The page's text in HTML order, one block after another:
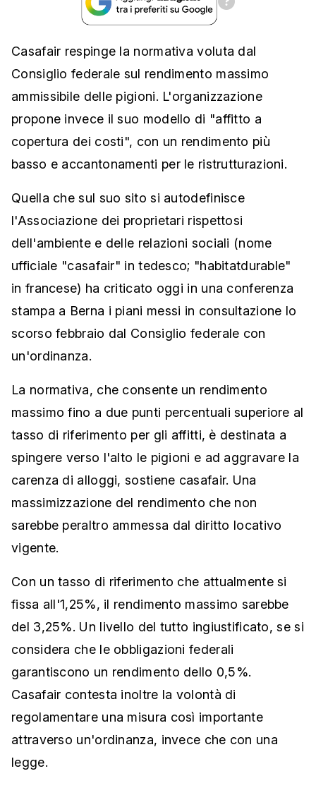
Casafair respinge la normativa voluta dal
Consiglio federale sul rendimento massimo
ammissibile delle pigioni. L'organizzazione
propone invece il suo modello di "affitto a
copertura dei costi", con un rendimento più
basso e accantonamenti per le ristrutturazioni.
Quella che sul suo sito si autodefinisce
l'Associazione dei proprietari rispettosi
dell'ambiente e delle relazioni sociali (nome
ufficiale "casafair" in tedesco; "habitatdurable"
in francese) ha criticato oggi in una conferenza
stampa a Berna i piani messi in consultazione lo
scorso febbraio dal Consiglio federale con
un'ordinanza.
La normativa, che consente un rendimento
massimo fino a due punti percentuali superiore al
tasso di riferimento per gli affitti, è destinata a
spingere verso l'alto le pigioni e ad aggravare la
carenza di alloggi, sostiene casafair. Una
massimizzazione del rendimento che non
sarebbe peraltro ammessa dal diritto locativo
vigente.
Con un tasso di riferimento che attualmente si
fissa all'1,25%, il rendimento massimo sarebbe
del 3,25%. Un livello del tutto ingiustificato, se si
considera che le obbligazioni federali
garantiscono un rendimento dello 0,5%.
Casafair contesta inoltre la volontà di
regolamentare una misura così importante
attraverso un'ordinanza, invece che con una
legge.